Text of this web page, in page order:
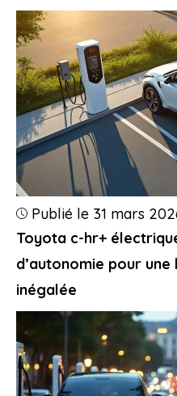
Toyota c-hr+
d’autonomie pour
inégalée
Publié le 31 mars